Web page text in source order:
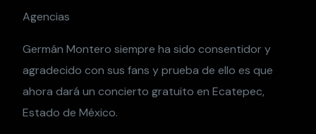
Agencias
Germán Montero siempre ha sido consentidor y
agradecido con sus fans y prueba de ello es que
ahora dará un concierto gratuito en Ecatepec,
Estado de México.